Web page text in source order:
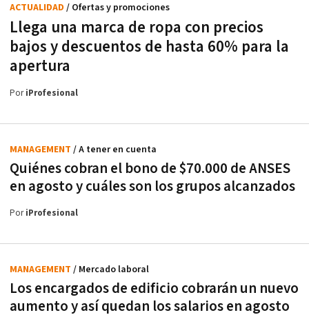
Llega una marca de ropa con precios
bajos y descuentos de hasta 60% para la
apertura
ACTUALIDAD / Ofertas y promociones
PoriProfesional
Quiénes cobran el bono de $70.000 de ANSES
en agosto y cuáles son los grupos alcanzados
MANAGEMENT / A tener en cuenta
PoriProfesional
Los encargados de edificio cobrarán un nuevo
aumento y así quedan los salarios en agosto
MANAGEMENT / Mercado laboral